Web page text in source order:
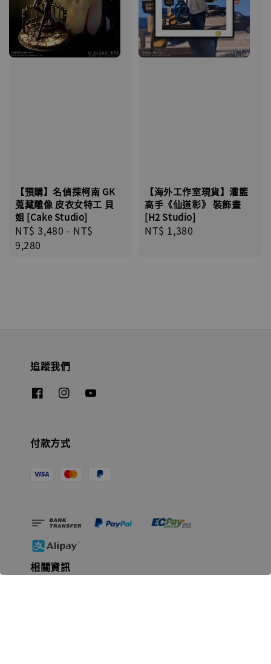
【預購】名偵探柯南 GK
蒐藏雕像 皮衣女特工 貝
姐 [Cake Studio]
Regular
price
NT$ 3,480 - NT$
9,280
【海外工作室現貨】灌籃
高手《仙道彰》 裝飾畫
[H2 Studio]
Regular
NT$ 1,380
追蹤我們
付款方式
相關資訊